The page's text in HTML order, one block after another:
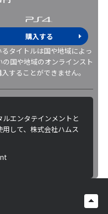
購入する
タイトルは国や地域によっ
国や地域のオンラインスト
することができません。
エンタテインメントと
して、株式会社ハムス